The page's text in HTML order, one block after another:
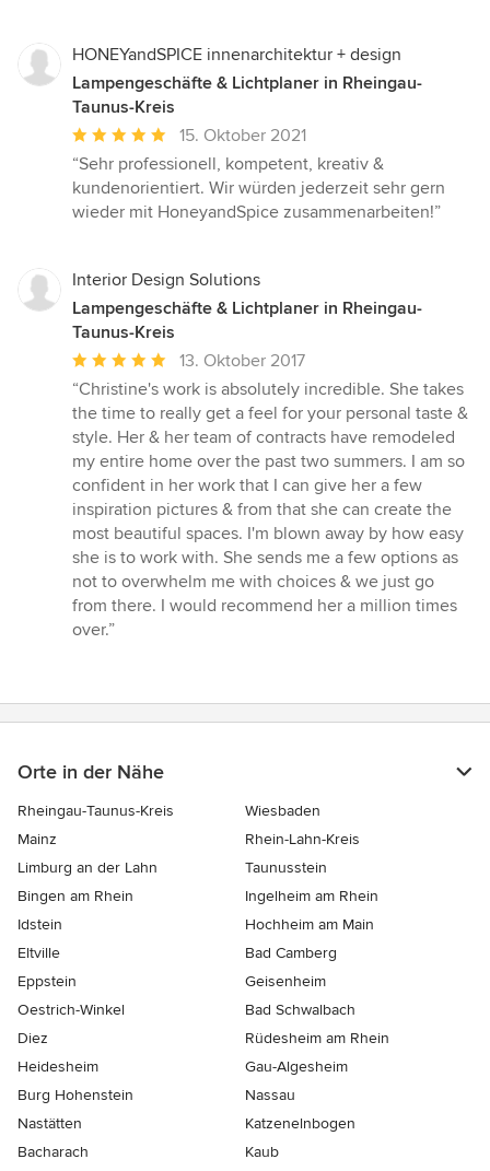
HONEYandSPICE innenarchitektur + design
Lampengeschäfte & Lichtplaner in Rheingau-
Taunus-Kreis
Durchschnittliche
Bewertung:
5
von
15. Oktober 2021
“Sehr professionell, kompetent, kreativ &
kundenorientiert. Wir würden jederzeit sehr gern
wieder mit HoneyandSpice zusammenarbeiten!”
Interior Design Solutions
Lampengeschäfte & Lichtplaner in Rheingau-
Taunus-Kreis
Durchschnittliche
Bewertung:
5
von
5
Sternen
13. Oktober 2017
“Christine's work is absolutely incredible. She takes
the time to really get a feel for your personal taste &
style. Her & her team of contracts have remodeled
my entire home over the past two summers. I am so
confident in her work that I can give her a few
inspiration pictures & from that she can create the
most beautiful spaces. I'm blown away by how easy
she is to work with. She sends me a few options as
not to overwhelm me with choices & we just go
from there. I would recommend her a million times
over.”
Orte in der Nähe
Rheingau-Taunus-Kreis
Wiesbaden
Mainz
Rhein-Lahn-Kreis
Limburg an der Lahn
Taunusstein
Bingen am Rhein
Ingelheim am Rhein
Idstein
Hochheim am Main
Eltville
Bad Camberg
Eppstein
Geisenheim
Oestrich-Winkel
Bad Schwalbach
Diez
Rüdesheim am Rhein
Heidesheim
Gau-Algesheim
Burg Hohenstein
Nassau
Nastätten
Katzenelnbogen
Bacharach
Kaub